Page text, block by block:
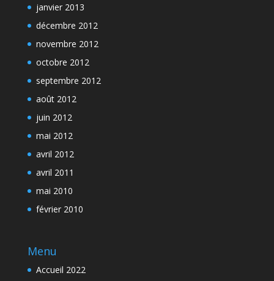
janvier 2013
décembre 2012
novembre 2012
octobre 2012
septembre 2012
août 2012
juin 2012
mai 2012
avril 2012
avril 2011
mai 2010
février 2010
Menu
Accueil 2022